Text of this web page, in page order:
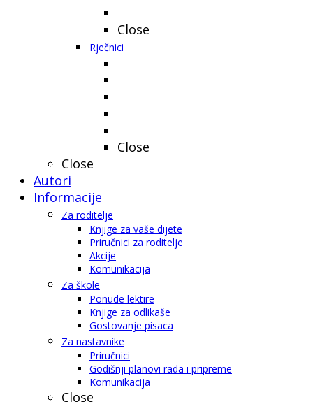
Close
Rječnici
Close
Close
Autori
Informacije
Za roditelje
Knjige za vaše dijete
Priručnici za roditelje
Akcije
Komunikacija
Za škole
Ponude lektire
Knjige za odlikaše
Gostovanje pisaca
Za nastavnike
Priručnici
Godišnji planovi rada i pripreme
Komunikacija
Close